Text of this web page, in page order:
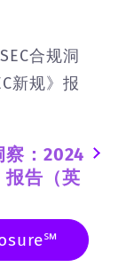
SEC合规洞
新规》报
察：2024
报告（英